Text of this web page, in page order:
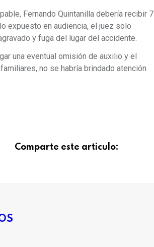
Fernando Quintanilla debería recibir 7
expuesto en audiencia, el juez solo
y fuga del lugar del accidente.
una eventual omisión de auxilio y el
no se habría brindado atención
Comparte este articulo: